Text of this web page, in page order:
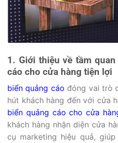
1. Giới thiệu về tầm
cáo cho cửa hàng tiện lợi
biển quảng cáo đóng vai trò
hút khách hàng đến với cửa
biển quảng cáo cho cửa
khách hàng nhận diện cửa
cụ marketing hiệu quả,